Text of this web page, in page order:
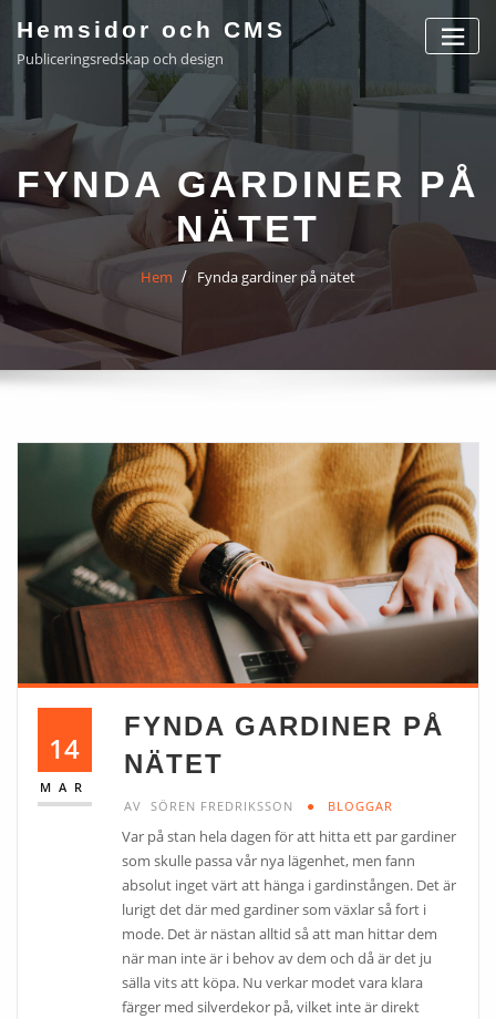
innehåll
Hemsidor och CMS
Publiceringsredskap och design
FYNDA GARDINER PÅ
NÄTET
Hem Fynda gardiner på nätet
14
MAR
FYNDA GARDINER PÅ
NÄTET
AV SÖREN FREDRIKSSON BLOGGAR
Var på stan hela dagen för att hitta ett par gardiner
som skulle passa vår nya lägenhet, men fann
absolut inget värt att hänga i gardinstången. Det är
lurigt det där med gardiner som växlar så fort i
mode. Det är nästan alltid så att man hittar dem
när man inte är i behov av dem och då är det ju
sälla vits att köpa. Nu verkar modet vara klara
färger med silverdekor på, vilket inte är direkt